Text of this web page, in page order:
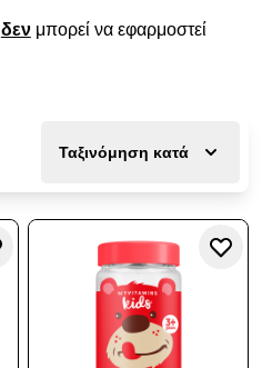
δενμπορεί να εφαρμοστεί
Ταξινόμηση κατά